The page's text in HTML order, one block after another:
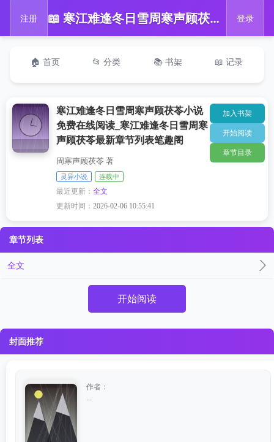
注册 📖 寒江难逢冬日雪周寒声顾茯苓小说免费在线阅读_寒江难逢冬日雪周寒声顾茯苓最新章节列表笔趣阁 登录
🏠 首页 📂 分类 📚 书架 📖 记录
寒江难逢冬日雪周寒声顾茯苓小说
免费在线阅读_寒江难逢冬日雪周寒
声顾茯苓最新章节列表笔趣阁
周寒声顾茯苓 著
灵异小说 连载中
最近更新：全文
更新时间：2026-02-06 10:55:41
加入书架
开始阅读
章节目录
章节列表
全文
开始阅读
封面推荐
作者：